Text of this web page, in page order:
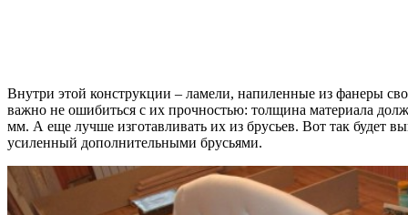
Внутри этой конструкции – ламели, напиленные из фанеры
важно не ошибиться с их прочностью: толщина материала
мм. А еще лучше изготавливать их из брусьев. Вот так будет
усиленный дополнительными брусьями.